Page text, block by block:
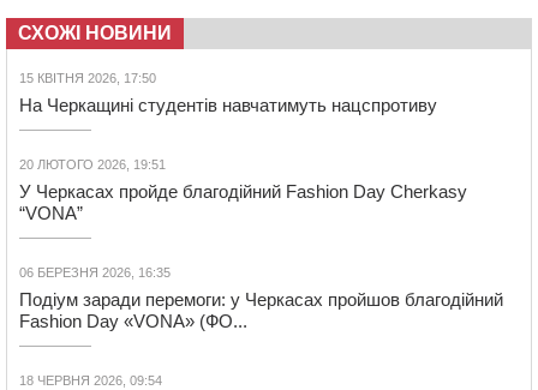
СХОЖІ НОВИНИ
15 КВІТНЯ 2026, 17:50
На Черкащині студентів навчатимуть нацспротиву
20 ЛЮТОГО 2026, 19:51
У Черкасах пройде благодійний Fashion Day Cherkasy
“VONA”
06 БЕРЕЗНЯ 2026, 16:35
Подіум заради перемоги: у Черкасах пройшов благодійний
Fashion Day «VONA» (ФО...
18 ЧЕРВНЯ 2026, 09:54